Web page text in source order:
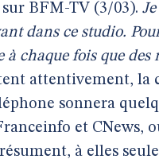
BFM-TV (3/03).
dans ce studio.
chaque fois que
attentivement, la
sonnera
et CNews,
à elles